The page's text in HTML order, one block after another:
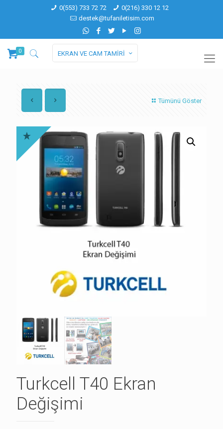
0(553) 733 72 72
0(216) 330 12 12
destek@tufaniletisim.com
0 EKRAN VE CAM TAMİRİ
Tümünü Göster
Turkcell T40 Ekran
Değişimi